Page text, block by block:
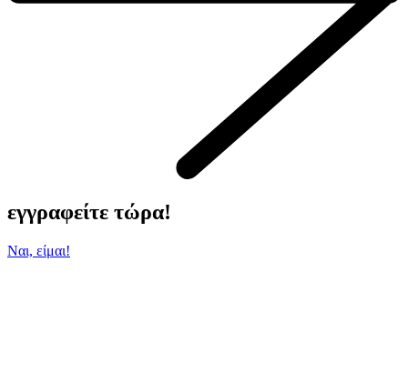
εγγραφείτε τώρα!
Ναι, είμαι!